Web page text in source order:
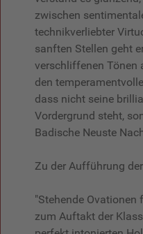
zwischen
technikverliebter
sanften Stellen geht
verschliffenen Tönen
den
dass nicht seine
Vordergrund steht,
Badische Neuste
Zu der Aufführung
"Stehende Ovationen
zum Auftakt der